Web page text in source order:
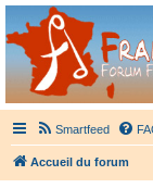
France
Didgeridoo et Guimbarde
Smartfeed
Accueil du forum